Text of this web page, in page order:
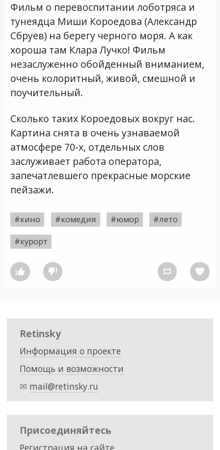
Фильм о перевоспитании лоботряса и
тунеядца Миши Короедова (Александр
Сбруев) на берегу черного моря. А как
хороша там Клара Лучко! Фильм
незаслуженно обойденный вниманием,
очень колоритный, живой, смешной и
поучительный.
Сколько таких Короедовых вокруг нас.
Картина снята в очень узнаваемой
атмосфере 70-х, отдельных слов
заслуживает работа оператора,
запечатлевшего прекрасные морские
пейзажи.
#кино #комедия #юмор
#лето
#курорт
   
Retinsky
Информация о проекте
Помощь и возможности
✉ mail@retinsky.ru
Присоединяйтесь
Регистрация на сайте